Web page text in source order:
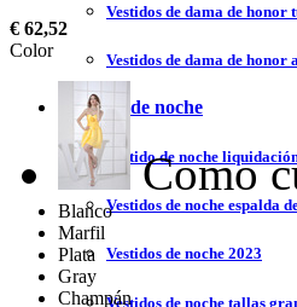
Vestidos de dama de honor
Vestidos de dama de honor
Vestidos de noche
Vestido de noche
Vestidos de noche espalda
Vestidos de noche 2023
Vestidos de noche tallas
€ 62,52
Color
Como
Blanco
Marfil
Plata
Gray
Champán